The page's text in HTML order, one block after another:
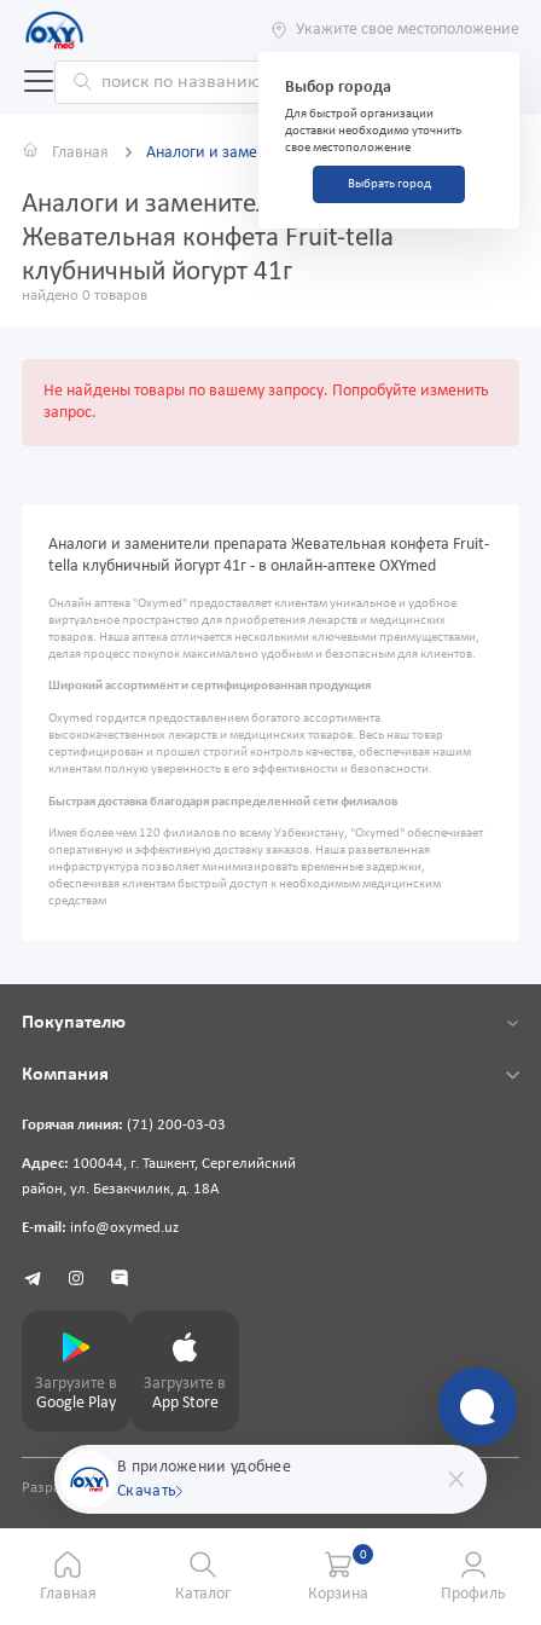
Укажите свое местоположение
Выбор города
Для быстрой организации
доставки необходимо уточнить
свое местоположение
Выбрать город
Главная Аналоги и заменители
Аналоги и заменители препарата
Жевательная конфета Fruit-tella
клубничный йогурт 41г
найдено 0 товаров
Не найдены товары по вашему запросу. Попробуйте изменить
запрос.
Аналоги и заменители препарата Жевательная конфета Fruit-
tella клубничный йогурт 41г - в онлайн-аптеке OXYmed
Онлайн аптека "Oxymed" предоставляет клиентам уникальное и удобное
виртуальное пространство для приобретения лекарств и медицинских
товаров. Наша аптека отличается несколькими ключевыми преимуществами,
делая процесс покупок максимально удобным и безопасным для клиентов.
Широкий ассортимент и сертифицированная продукция
Oxymed гордится предоставлением богатого ассортимента
высококачественных лекарств и медицинских товаров. Весь наш товар
сертифицирован и прошел строгий контроль качества, обеспечивая нашим
клиентам полную уверенность в его эффективности и безопасности.
Быстрая доставка благодаря распределенной сети филиалов
Имея более чем 120 филиалов по всему Узбекистану, "Oxymed" обеспечивает
оперативную и эффективную доставку заказов. Наша разветвленная
инфраструктура позволяет минимизировать временные задержки,
обеспечивая клиентам быстрый доступ к необходимым медицинским
средствам
В приложении удобнее
Скачать
Горячая линия: (71) 200-03-03
Адрес: 100044, г. Ташкент, Сергелийский
район, ул. Безакчилик, д. 18А
E-mail: info@oxymed.uz
Покупателю
Компания
Загрузите в
Google Play
Загрузите в
App Store
Разработка сайтаpharmit.uz
Главная Каталог
0
Корзина Профиль